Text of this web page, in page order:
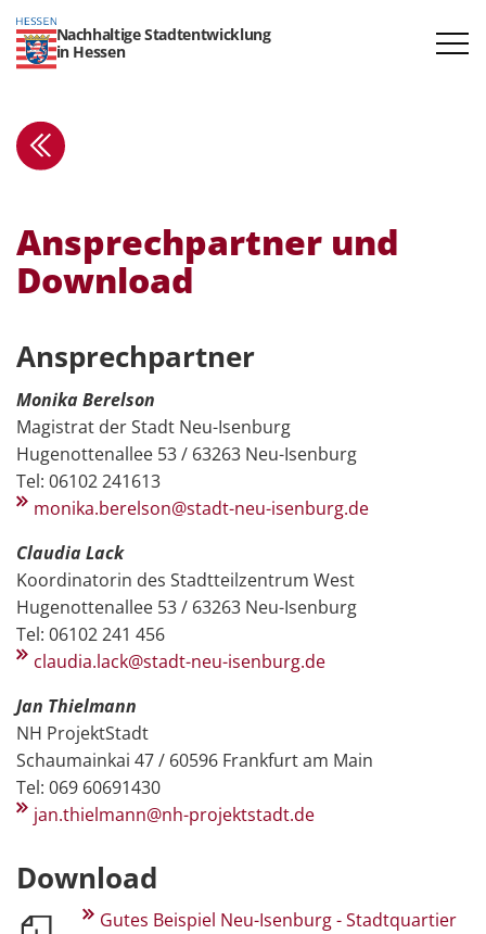
Nachhaltige Stadtentwicklung
in Hessen
Ansprech­partner und
Download
Ansprech­­partner
Monika Berelson
Magistrat der Stadt Neu-Isenburg
Hugenottenallee 53 / 63263 Neu-Isenburg
Tel: 06102 241613
monika.berelson@stadt-neu-isenburg.de
Claudia Lack
Koordinatorin des Stadtteilzentrum West
Hugenottenallee 53 / 63263 Neu-Isenburg
Tel: 06102 241 456
claudia.lack@stadt-neu-isenburg.de
Jan Thielmann
NH ProjektStadt
Schaumainkai 47 / 60596 Frankfurt am Main
Tel: 069 60691430
jan.thielmann@nh-projektstadt.de
Download
Gutes Beispiel Neu-Isenburg - Stadtquartier